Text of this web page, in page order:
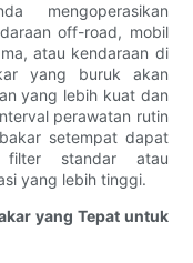
mengoperasikan
off-road, mobil
atau kendaraan di
yang buruk akan
yang lebih kuat dan
perawatan rutin
setempat dapat
filter standar atau
yang lebih tinggi.
yang Tepat untuk